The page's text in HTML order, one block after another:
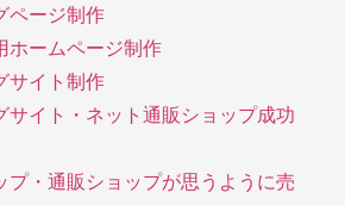
ページ制作
ホームページ制作
サイト制作
サイト・ネット通販ショップ成功
プ・通販ショップが思うように売